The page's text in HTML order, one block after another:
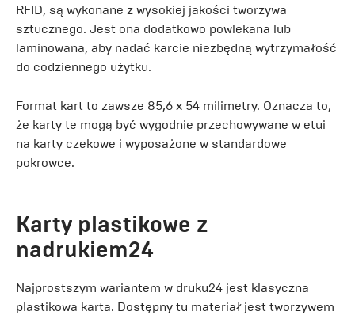
RFID, są wykonane z wysokiej jakości tworzywa
sztucznego. Jest ona dodatkowo powlekana lub
laminowana, aby nadać karcie niezbędną wytrzymałość
do codziennego użytku.
Format kart to zawsze 85,6 x 54 milimetry. Oznacza to,
że karty te mogą być wygodnie przechowywane w etui
na karty czekowe i wyposażone w standardowe
pokrowce.
Karty plastikowe z
nadrukiem24
Najprostszym wariantem w druku24 jest klasyczna
plastikowa karta. Dostępny tu materiał jest tworzywem